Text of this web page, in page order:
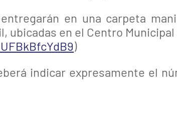
en una carpeta
ubicadas en el Centro
)
indicar expresamente el